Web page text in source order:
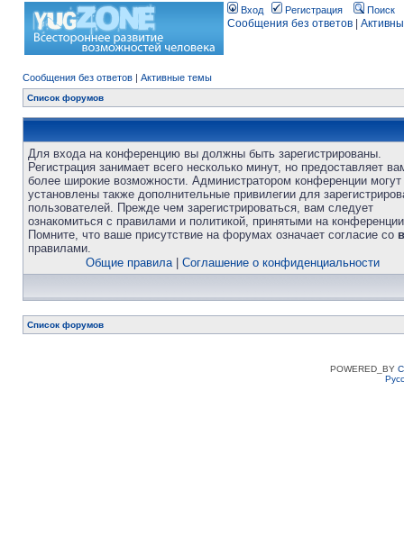
Вход Регистрация Поиск
Сообщения без ответов
Сообщения без ответов | Активные темы
Список форумов
Для входа на конференцию вы должны быть зарегистрированы.
Регистрация занимает всего несколько минут, но предоставляет
более широкие возможности. Администратором конференции
установлены также дополнительные привилегии для
пользователей. Прежде чем зарегистрироваться, вам следует
ознакомиться с правилами и политикой, принятыми на
Помните, что ваше присутствие на форумах означает согласие со
правилами.
Общие правила| Соглашение о конфиденциальности
Список форумов
POWERED_BY